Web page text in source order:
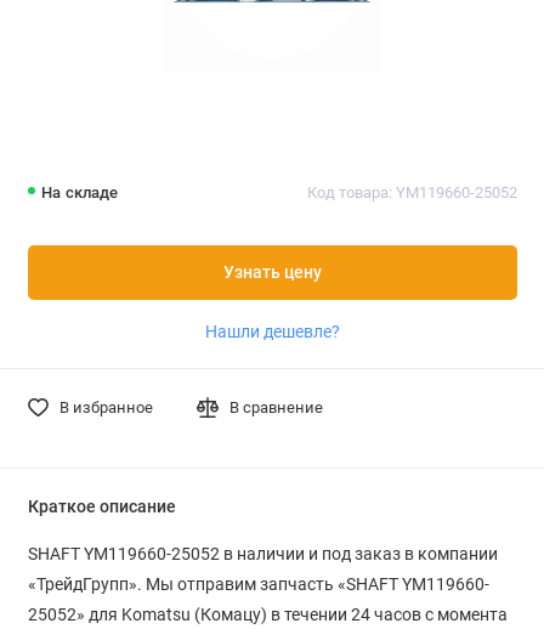
На складе Код товара: YM119660-25052
Узнать цену
Нашли дешевле?
В избранное В сравнение
Краткое описание
SHAFT YM119660-25052 в наличии и под заказ в компании
«ТрейдГрупп». Мы отправим запчасть «SHAFT YM119660-
25052» для Komatsu (Комацу) в течении 24 часов с момента